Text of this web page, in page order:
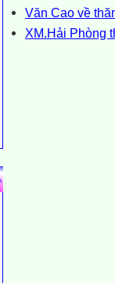
Văn Cao về
XM.Hải Phòng